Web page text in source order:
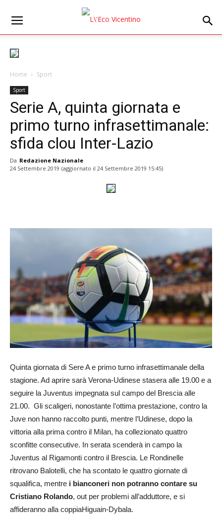
Home Sport
Sport
Serie A, quinta giornata e
primo turno infrasettimanale:
sfida clou Inter-Lazio
Da Redazione Nazionale
24 Settembre 2019 (aggiornato il 24 Settembre 2019 15:45)
Quinta giornata di Sere A e primo turno infrasettimanale della
stagione. Ad aprire sarà Verona-Udinese stasera alle 19.00 e a
seguire la Juventus impegnata sul campo del Brescia alle
21.00. Gli scaligeri, nonostante l’ottima prestazione, contro la
Juve non hanno raccolto punti, mentre l’Udinese, dopo la
vittoria alla prima contro il Milan, ha collezionato quattro
sconfitte consecutive. In serata scenderà in campo la
Juventus al Rigamonti contro il Brescia. Le Rondinelle
ritrovano Balotelli, che ha scontato le quattro giornate di
squalifica, mentre i bianconeri non potranno contare su
Cristiano Rolando, out per problemi all’adduttore, e si
affideranno alla coppiaHiguain-Dybala.